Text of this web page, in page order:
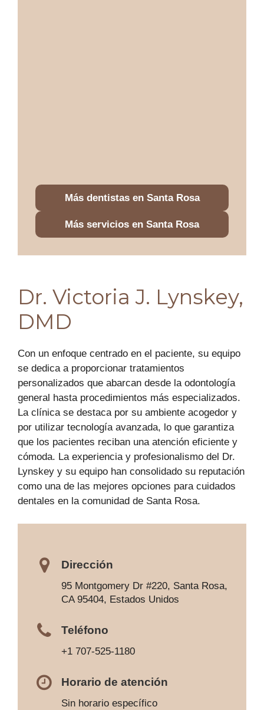
Más dentistas en Santa Rosa
Más servicios en Santa Rosa
Dr. Victoria J. Lynskey,
DMD
Con un enfoque centrado en el paciente, su equipo
se dedica a proporcionar tratamientos
personalizados que abarcan desde la odontología
general hasta procedimientos más especializados.
La clínica se destaca por su ambiente acogedor y
por utilizar tecnología avanzada, lo que garantiza
que los pacientes reciban una atención eficiente y
cómoda. La experiencia y profesionalismo del Dr.
Lynskey y su equipo han consolidado su reputación
como una de las mejores opciones para cuidados
dentales en la comunidad de Santa Rosa.
Dirección
95 Montgomery Dr #220, Santa Rosa,
CA 95404, Estados Unidos
Teléfono
+1 707-525-1180
Horario de atención
Sin horario específico